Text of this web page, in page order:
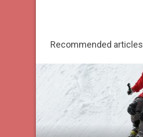
Recommended articles